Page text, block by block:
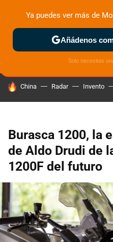
ZONA DE PRUEBAS
HOY SE HABLA DE
China Radar Invento
Burasca 1200, la
de Aldo Drudi de
1200F del futuro
Ya puedes ver más de
Añádenos
Solo necesitas